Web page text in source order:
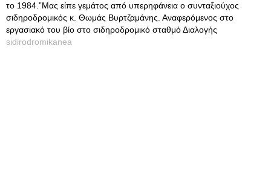
το 1984.”Μας είπε γεμάτος από υπερηφάνεια ο συνταξιούχος
σιδηροδρομικός κ. Θωμάς Βυρτζαμάνης. Αναφερόμενος στο
εργασιακό του βίο στο σιδηροδρομικό σταθμό Διαλογής
sidirodromikanea